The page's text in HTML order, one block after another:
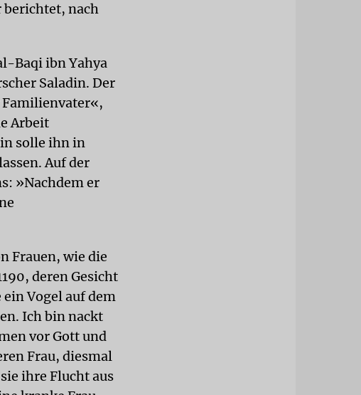
berichtet, nach
Baqi ibn Yahya
Saladin. Der
Arbeit
solle ihn in
Auf der
»Nachdem er
Frauen, wie die
deren Gesicht
Vogel auf dem
Ich bin nackt
vor Gott und
Frau, diesmal
ihre Flucht aus